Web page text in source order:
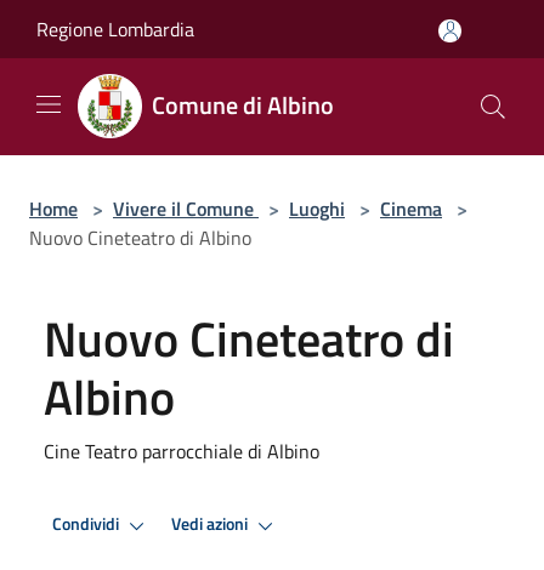
Regione Lombardia
Comune di Albino
Home > Vivere il Comune > Luoghi > Cinema >
Nuovo Cineteatro di Albino
Nuovo Cineteatro di
Albino
Cine Teatro parrocchiale di Albino
Condividi Vedi azioni